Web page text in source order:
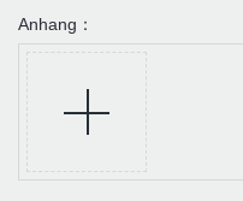
Anhang：